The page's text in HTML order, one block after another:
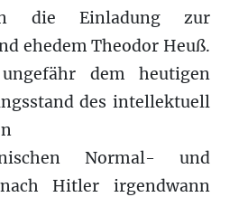
die Einladung zur
ehedem Theodor Heuß.
dem heutigen
des intellektuell
Normal- und
Hitler irgendwann